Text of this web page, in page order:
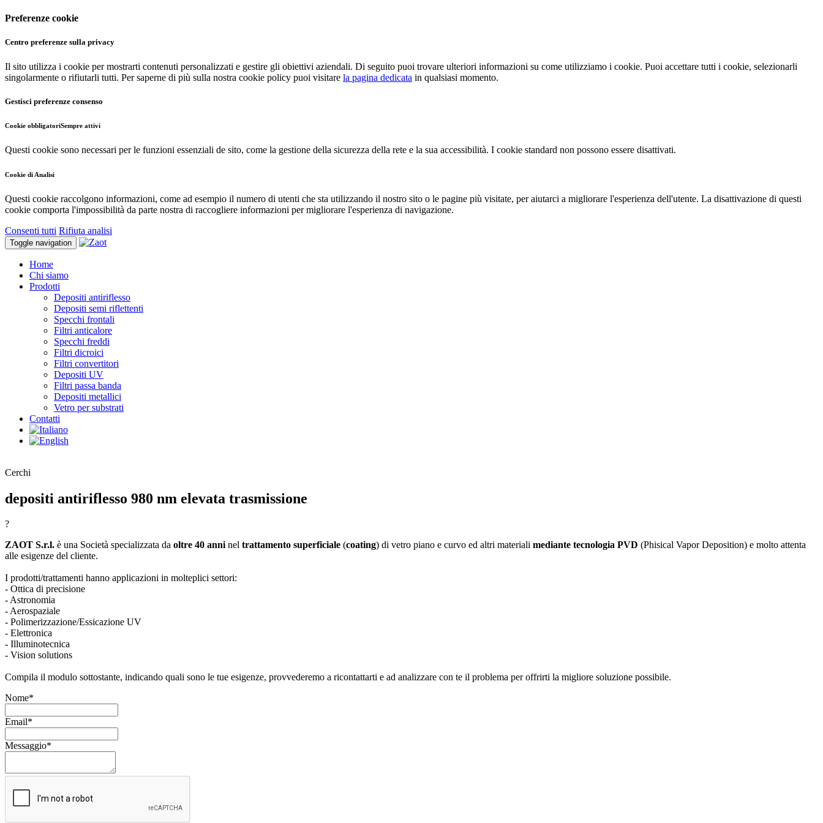
Preferenze cookie
Centro preferenze sulla privacy
Il sito utilizza i cookie per mostrarti contenuti personalizzati e gestire gli obiettivi aziendali. Di seguito puoi trovare ulteriori informazioni su come utilizziamo i cookie. Puoi accettare tutti i cookie, selezionarli
singolarmente o rifiutarli tutti. Per saperne di più sulla nostra cookie policy puoi visitare la pagina dedicata in qualsiasi momento.
Gestisci preferenze consenso
Cookie obbligatoriSempre attivi
Questi cookie sono necessari per le funzioni essenziali de sito, come la gestione della sicurezza della rete e la sua accessibilità. I cookie standard non possono essere disattivati.
Cookie di Analisi
Questi cookie raccolgono informazioni, come ad esempio il numero di utenti che sta utilizzando il nostro sito o le pagine più visitate, per aiutarci a migliorare l'esperienza dell'utente. La disattivazione di questi
cookie comporta l'impossibilità da parte nostra di raccogliere informazioni per migliorare l'esperienza di navigazione.
Consenti tutti Rifiuta analisi
Toggle navigation
Home
Chi siamo
Prodotti
Depositi antiriflesso
Depositi semi riflettenti
Specchi frontali
Filtri anticalore
Specchi freddi
Filtri dicroici
Filtri convertitori
Depositi UV
Filtri passa banda
Depositi metallici
Vetro per substrati
Contatti
Cerchi
depositi antiriflesso 980 nm elevata trasmissione
?
ZAOT S.r.l. è una Società specializzata da oltre 40 anninel trattamento superficiale (coating) di vetro piano e curvo ed altri materiali mediante tecnologia PVD (Phisical Vapor Deposition) e molto attenta
alle esigenze del cliente.
I prodotti/trattamenti hanno applicazioni in molteplici settori:
- Ottica di precisione
- Astronomia
- Aerospaziale
- Polimerizzazione/Essicazione UV
- Elettronica
- Illuminotecnica
- Vision solutions
Compila il modulo sottostante, indicando quali sono le tue esigenze, provvederemo a ricontattarti e ad analizzare con te il problema per offrirti la migliore soluzione possibile.
Nome*
Email*
Messaggio*